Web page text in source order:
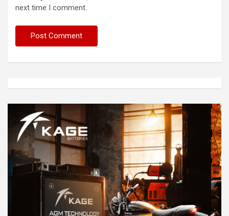
next time I comment.